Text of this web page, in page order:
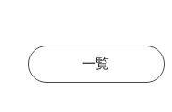
一覧